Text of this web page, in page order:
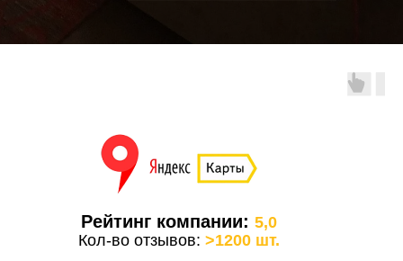
Рейтинг компании:5,0
Кол-во отзывов:>1200 шт.